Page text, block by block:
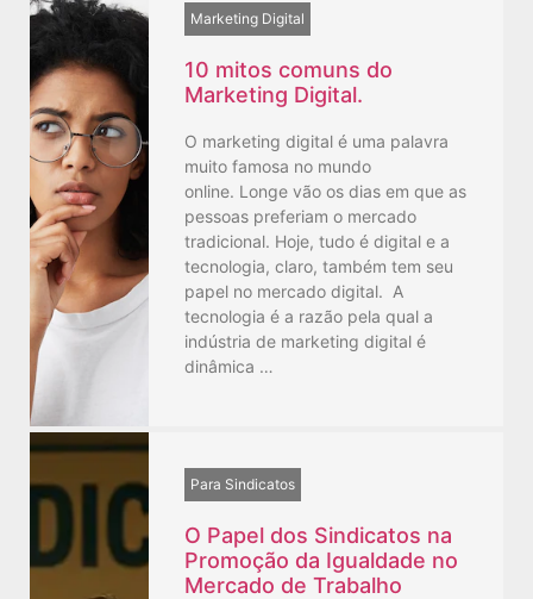
Marketing Digital
10 mitos comuns do
Marketing Digital.
O marketing digital é uma palavra
muito famosa no mundo
online. Longe vão os dias em que as
pessoas preferiam o mercado
tradicional. Hoje, tudo é digital e a
tecnologia, claro, também tem seu
papel no mercado digital. A
tecnologia é a razão pela qual a
indústria de marketing digital é
dinâmica …
Para Sindicatos
O Papel dos Sindicatos na
Promoção da Igualdade no
Mercado de Trabalho